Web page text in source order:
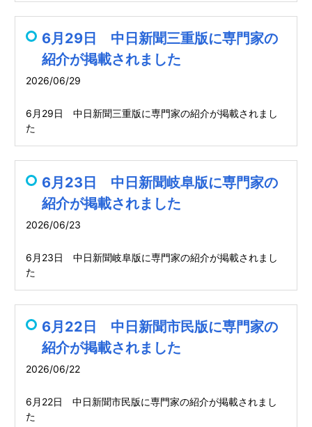
6月29日 中日新聞三重版に専門家の
紹介が掲載されました
2026/06/29
6月29日 中日新聞三重版に専門家の紹介が掲載されまし
た
6月23日 中日新聞岐阜版に専門家の
紹介が掲載されました
2026/06/23
6月23日 中日新聞岐阜版に専門家の紹介が掲載されまし
た
6月22日 中日新聞市民版に専門家の
紹介が掲載されました
2026/06/22
6月22日 中日新聞市民版に専門家の紹介が掲載されまし
た